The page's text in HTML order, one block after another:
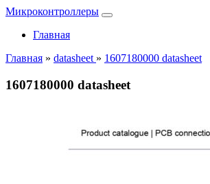
Микроконтроллеры
Главная
Главная » datasheet » 1607180000 datasheet
1607180000 datasheet